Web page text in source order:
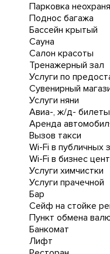
Парковка
Поднос багажа
Бассейн крытый
Сауна
Салон красоты
Тренажерный зал
Услуги по
Сувенирный
Услуги няни
Авиа-, ж/д- билеты
Аренда
Вызов такси
Wi-Fi в публичных
Wi-Fi в бизнес
Услуги химчистки
Услуги прачечной
Бар
Сейф на стойке
Пункт обмена
Банкомат
Лифт